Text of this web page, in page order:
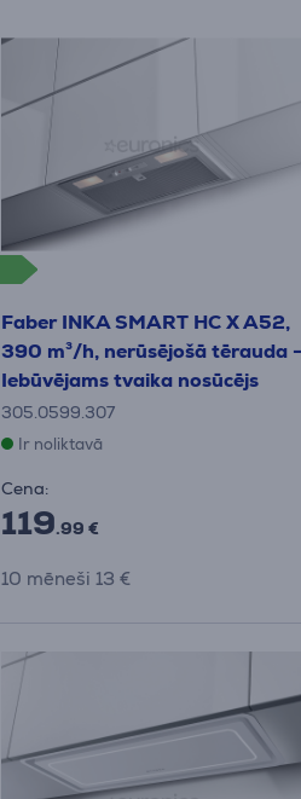
Faber INKA SMART HC X A52,
390 m³/h, nerūsējošā tērauda -
Iebūvējams tvaika nosūcējs
305.0599.307
Ir noliktavā
Cena:
119.99 €
10 mēneši 13 €